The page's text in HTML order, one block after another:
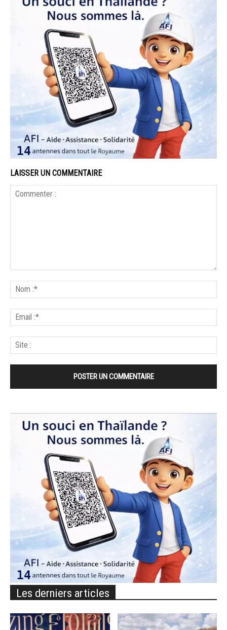
LAISSER UN COMMENTAIRE
Les derniers articles